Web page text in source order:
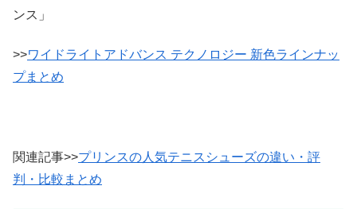
ンス」
>>ワイドライトアドバンス テクノロジー 新色ラインナッ
プまとめ
関連記事>>プリンスの人気テニスシューズの違い・評
判・比較まとめ